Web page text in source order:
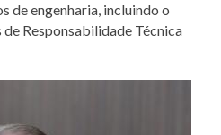
de engenharia, incluindo o
Responsabilidade Técnica